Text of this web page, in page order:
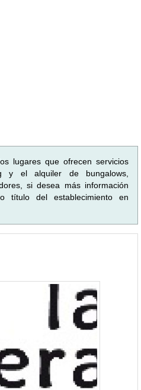
lugares que ofrecen servicios
y el alquiler de bungalows,
si desea más información
título del establecimiento en